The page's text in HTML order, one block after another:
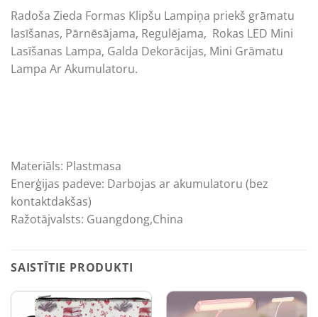
Radoša Zieda Formas Klipšu Lampiņa priekš grāmatu
lasīšanas, Pārnēsājama, Regulējama, Rokas LED Mini
Lasīšanas Lampa, Galda Dekorācijas, Mini Grāmatu
Lampa Ar Akumulatoru.
Materiāls: Plastmasa
Enerģijas padeve: Darbojas ar akumulatoru (bez
kontaktdakšas)
Ražotājvalsts: Guangdong,China
SAISTĪTIE PRODUKTI